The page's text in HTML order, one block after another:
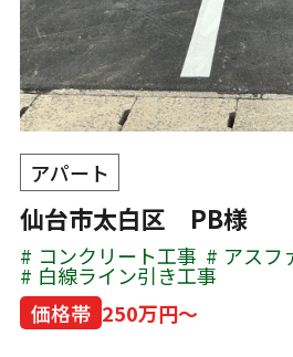
アパート
仙台市太白区 PB様
コンクリート工事 アスフ
白線ライン引き工事
価格帯 250万円～